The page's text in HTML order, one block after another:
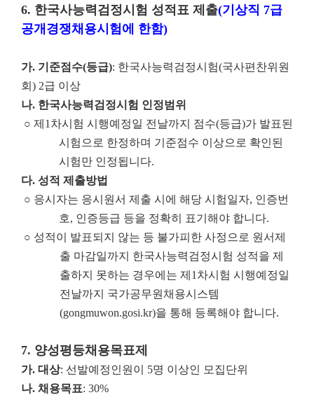
6. 한국사능력검정시험 성적표 제출(기상직 7급
공개경쟁채용시험에 한함)
가. 기준점수(등급): 한국사능력검정시험(국사편찬위원
회) 2급 이상
나. 한국사능력검정시험 인정범위
○ 제1차시험 시행예정일 전날까지 점수(등급)가 발표된
시험으로 한정하며 기준점수 이상으로 확인된
시험만 인정됩니다.
다. 성적 제출방법
○ 응시자는 응시원서 제출 시에 해당 시험일자, 인증번
호, 인증등급 등을 정확히 표기해야 합니다.
○ 성적이 발표되지 않는 등 불가피한 사정으로 원서제
출 마감일까지 한국사능력검정시험 성적을 제
출하지 못하는 경우에는 제1차시험 시행예정일
전날까지 국가공무원채용시스템
(gongmuwon.gosi.kr)을 통해 등록해야 합니다.
7. 양성평등채용목표제
가. 대상: 선발예정인원이 5명 이상인 모집단위
나. 채용목표: 30%